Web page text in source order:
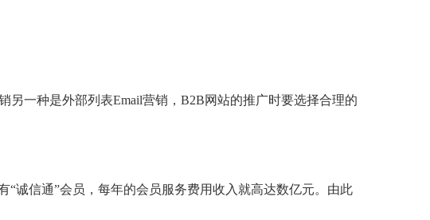
另一种是外部列表Email营销，B2B网站的推广时要选择合理的
诚信通”会员，每年的会员服务费用收入就高达数亿元。由此